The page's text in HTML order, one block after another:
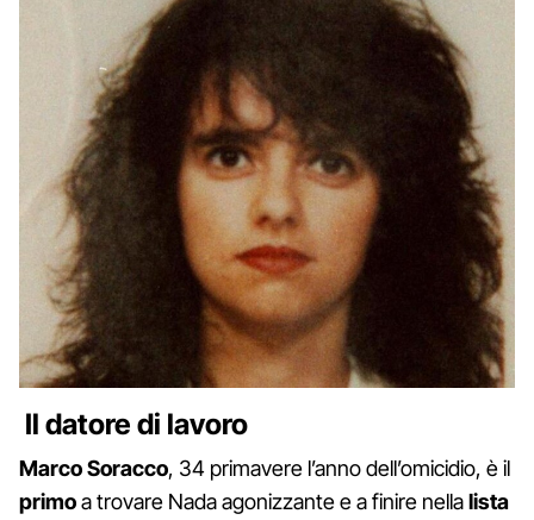
Il datore di lavoro
Marco Soracco, 34 primavere l’anno dell’omicidio, è il
primoa trovare Nada agonizzante e a finire nellalista